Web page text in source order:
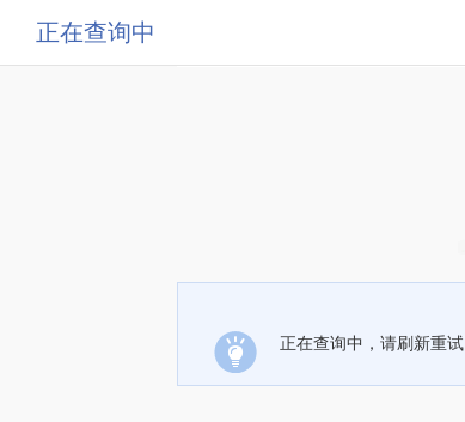
正在查询中
正在查询中，请刷新重试